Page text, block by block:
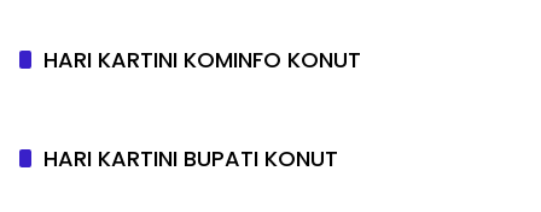
HARI KARTINI KOMINFO KONUT
HARI KARTINI BUPATI KONUT